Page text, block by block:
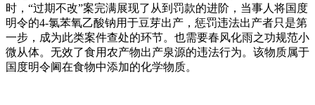
时，“过期不改”案完满展现了从到罚款的进阶，当事人将国度
明令的4-氯苯氧乙酸钠用于豆芽出产，惩罚违法出产者只是第
一步，成为此类案件查处的环节。也需要春风化雨之功规范小
微从体。无效了食用农产物出产泉源的违法行为。该物质属于
国度明令阃在食物中添加的化学物质。